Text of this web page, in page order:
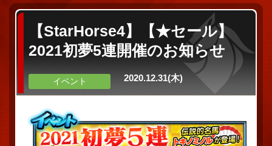
【StarHorse4】【★セール】
2021初夢5連開催のお知らせ
イベント 2020.12.31(木)